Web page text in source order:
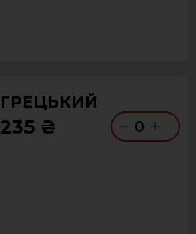
ГРЕЦЬКИЙ
235 ₴ 0